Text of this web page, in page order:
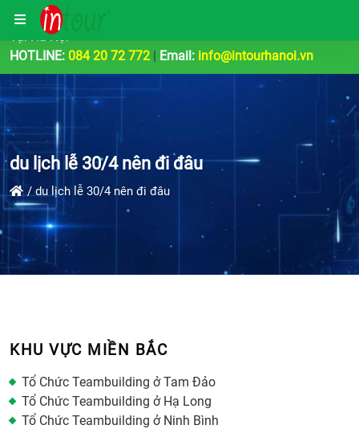
Công Ty Tổ Chức Tour Du Lịch | Teambuilding & Sự Kiện
Tại Hà Nội
HOTLINE: 084 20 72 772 | Email: info@intourhanoi.vn
du lịch lễ 30/4 nên đi đâu
du lịch lễ 30/4 nên đi đâu
KHU VỰC MIỀN BẮC
Tổ Chức Teambuilding ở Tam Đảo
Tổ Chức Teambuilding ở Hạ Long
Tổ Chức Teambuilding ở Ninh Bình